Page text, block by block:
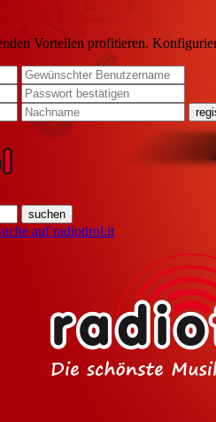
Vorteilen profitieren.
auf radiotirol.it